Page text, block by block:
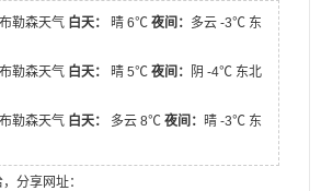
勒森天气 白天： 晴 6℃ 夜间： 多云 -3℃ 东
勒森天气 白天： 晴 5℃ 夜间：
阴 -4℃ 东北
勒森天气 白天： 多云 8℃ 夜间： 晴 -3℃ 东
分享网址：